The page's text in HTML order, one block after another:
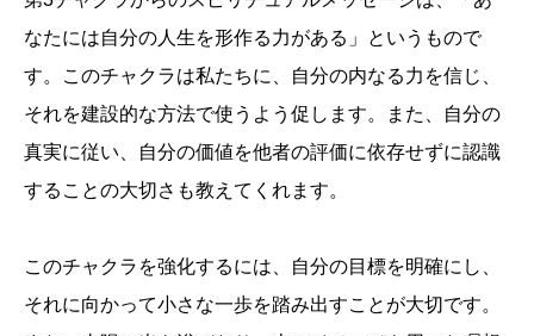
なたには自分の人生を形作る力がある」というもので
す。このチャクラは私たちに、自分の内なる力を信じ、
それを建設的な方法で使うよう促します。また、自分の
真実に従い、自分の価値を他者の評価に依存せずに認識
することの大切さも教えてくれます。
このチャクラを強化するには、自分の目標を明確にし、
それに向かって小さな一歩を踏み出すことが大切です。